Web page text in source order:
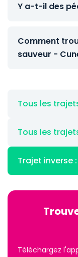
Y a-t-il des
Comment
sauveur -
Tous les
Tous les
Trajet inverse
Téléchargez